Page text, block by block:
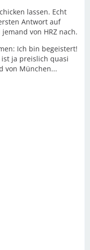
lassen. Echt
Antwort auf
von HRZ nach.
Ich bin begeistert!
ja preislich quasi
von München...